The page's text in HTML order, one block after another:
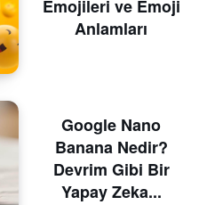
Emojileri ve Emoji
Anlamları
Google Nano
Banana Nedir?
Devrim Gibi Bir
Yapay Zeka...